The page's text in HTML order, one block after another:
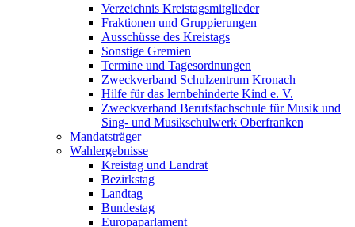
Verzeichnis Kreistagsmitglieder
Fraktionen und Gruppierungen
Ausschüsse des Kreistags
Sonstige Gremien
Termine und Tagesordnungen
Zweckverband Schulzentrum Kronach
Hilfe für das lernbehinderte Kind e. V.
Zweckverband Berufsfachschule für Musik und
Sing- und Musikschulwerk Oberfranken
Mandatsträger
Wahlergebnisse
Kreistag und Landrat
Bezirkstag
Landtag
Bundestag
Europaparlament